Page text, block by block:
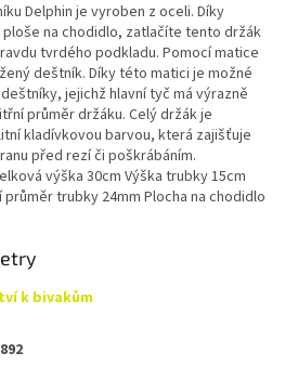
Delphin je vyroben z oceli. Díky
na chodidlo, zatlačíte tento držák
tvrdého podkladu. Pomocí matice
deštník. Díky této matici je možné
jejichž hlavní tyč má výrazně
průměr držáku. Celý držák je
kladívkovou barvou, která zajišťuje
před rezí či poškrábáním.
výška 30cm Výška trubky 15cm
průměr trubky 24mm Plocha na chodidlo
k bivakům